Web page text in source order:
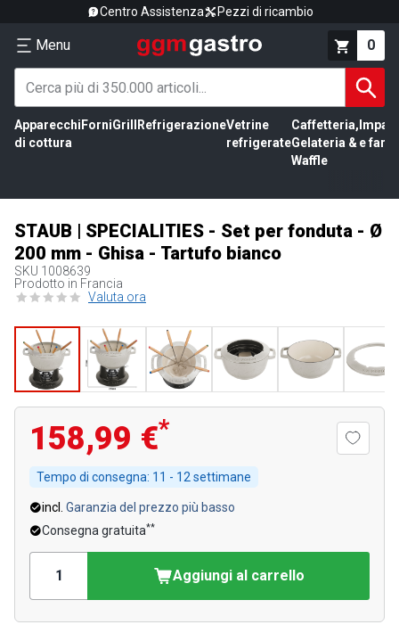
Centro Assistenza Pezzi di ricambio
Menu 0
Apparecchi
di cottura
ForniGrill RefrigerazioneVetrine
refrigerate
Caffetteria,
Gelateria &
Waffle
e
STAUB | SPECIALITIES - Set per fonduta - Ø
200 mm - Ghisa - Tartufo bianco
SKU 1008639
Prodotto in Francia
Valuta ora
158,99 €*
Tempo di consegna: 11 - 12 settimane
incl. Garanzia del prezzo più basso
Consegna gratuita**
Aggiungi al carrello